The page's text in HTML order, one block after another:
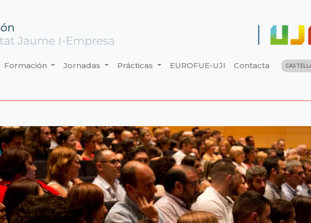
Formación Jornadas Prácticas EUROFUE-UJI Contacta